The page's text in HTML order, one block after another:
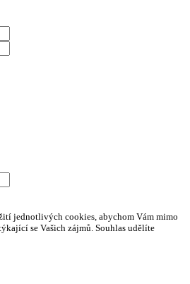
jednotlivých cookies, abychom Vám mimo
se Vašich zájmů. Souhlas udělíte